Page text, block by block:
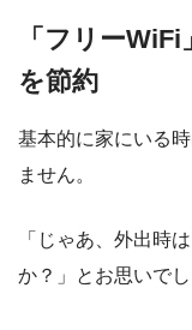
「フリー
を節約
基本的に家にいる
ません。
「じゃあ、外出時
か？」とお思いでし